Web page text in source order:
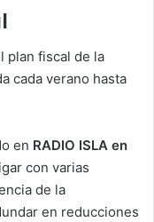
plan fiscal de la
cada verano hasta
en RADIO ISLA en
con varias
de la
en reducciones